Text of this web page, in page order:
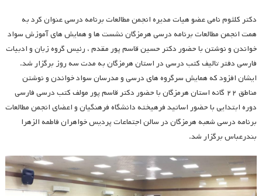
دکتر کلثوم نامی عضو هیات مدیره انجمن مطالعات برنامه درسی عنوان کرد به
همت انجمن مطالعات برنامه درسی هرمزگان نشست ها و همایش های آموزش سواد
خواندن و نوشتن با حضور دکتر حسین قاسم پور مقدم ، رئیس گروه زبان و ادبیات
فارسی دفتر تالیف کتب درسی در استان هرمزگان به مدت سه روز برگزار شد.
ایشان افزود که همایش سرگروه های درسی و مدرسان سواد خواندن و نوشتن
مناطق ۲۲ گانه استان هرمزگان با حضور دکتر قاسم پور مولف کتب درسی فارسی
دوره ابتدایی با حضور اساتید فرهیخته دانشگاه فرهنگیان و اعضای انجمن مطالعات
برنامه درسی شعبه هرمزگان در سالن اجتماعات پردیس خواهران فاطمه الزهرا
بندرعباس برگزار شد.